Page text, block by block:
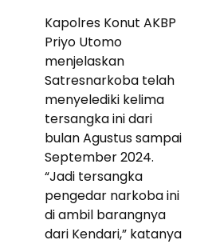
Kapolres Konut AKBP
Priyo Utomo
menjelaskan
Satresnarkoba telah
menyelediki kelima
tersangka ini dari
bulan Agustus sampai
September 2024.
“Jadi tersangka
pengedar narkoba ini
di ambil barangnya
dari Kendari,” katanya